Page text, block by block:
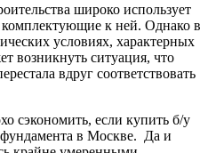
широко использует
к ней. Однако в
условиях, характерных
возникнуть ситуация, что
вдруг соответствовать
сэкономить, если купить б/у
в Москве. Да и